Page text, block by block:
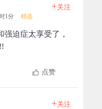
1分 精选
+关注
迫症太享受了，
点赞
+关注